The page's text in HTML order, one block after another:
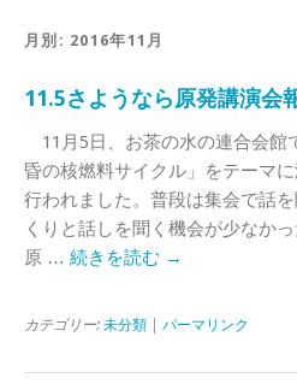
月別: 2016年11月
11.5さようなら原発講演会
11月5日、お茶の水の連合会館
昏の核燃料サイクル」をテーマ
行われました。普段は集会で話
くりと話しを聞く機会が少なか
原 … 続きを読む →
カテゴリー: 未分類 パーマリンク